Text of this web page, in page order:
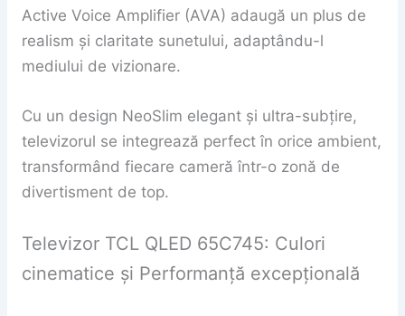
Active Voice Amplifier (AVA) adaugă un plus de
realism și claritate sunetului, adaptându-l
mediului de vizionare.
Cu un design NeoSlim elegant și ultra-subțire,
televizorul se integrează perfect în orice ambient,
transformând fiecare cameră într-o zonă de
divertisment de top.
Televizor TCL QLED 65C745: Culori
cinematice și Performanță excepțională